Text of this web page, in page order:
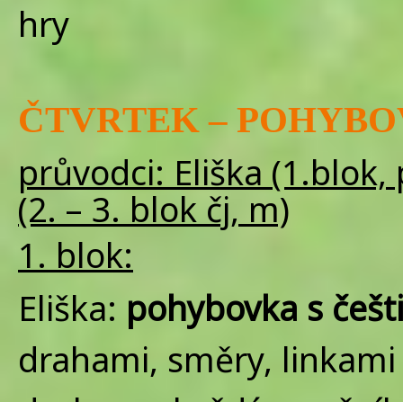
hry
ČTVRTEK –
průvodci: Eliška (1.blok,
(2. – 3. blok čj, m)
1. blok:
Eliška: pohybovka s
drahami, směry,